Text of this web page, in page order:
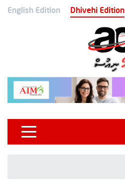
English Edition Dhivehi Edition